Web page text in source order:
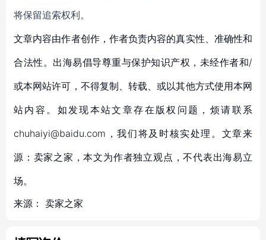
将保留追索权利。
文章内容由作者创作，作者负责内容的真实性、准确性和
合法性。出海易倡导尊重与保护知识产权，未经作者和/
或本网站许可，不得复制、转载、或以其他方式使用本网
站内容。如发现本站文章存在版权问题，烦请联系
chuhaiyi@baidu.com，我们将及时核实处理。文章来
源：卖家之家，本文为作者独立观点，不代表出海易立
场。
来源： 卖家之家